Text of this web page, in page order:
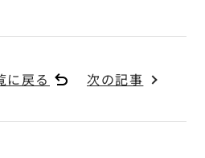
に戻る 次の記事